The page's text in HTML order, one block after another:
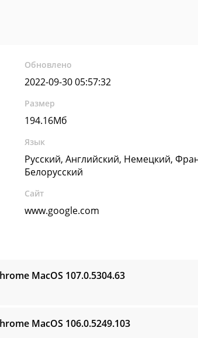
Обновлено
2022-09-30 05:57:32
Размер
194.16Мб
Язык
Русский, Английский, Немецкий,
Белорусский
Сайт
www.google.com
MacOS 107.0.5304.63
MacOS 106.0.5249.103